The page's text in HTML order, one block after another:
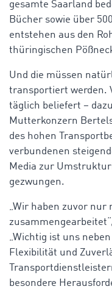
gesamte Saarland
Bücher sowie über
entstehen aus den
thüringischen
Und die müssen
transportiert werden.
täglich beliefert –
Mutterkonzern
des hohen
verbundenen
Media zur
gezwungen.
„Wir haben zuvor nur
„Wichtig ist uns
Flexibilität und
besondere